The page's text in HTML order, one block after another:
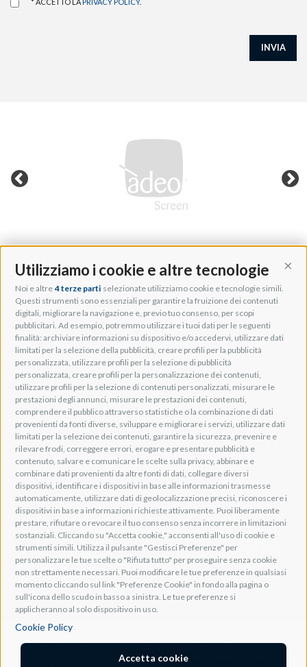
Utilizziamo i cookie e altre tecnologie
Noi e altre 4 terze parti selezionate utilizziamo cookie e tecnologie simili.
Questi strumenti sono essenziali per garantire la fruizione dei contenuti
digitali, migliorare la navigazione e, previo tuo consenso, per scopi
pubblicitari. Ad esempio, potremmo utilizzare i tuoi dati per le seguenti
finalità: archiviare informazioni su dispositivo e/o accedervi, utilizzare dati
limitati per la selezione della pubblicità, creare profili per la pubblicità
personalizzata, utilizzare profili per la selezione di pubblicità
personalizzata, creare profili per la personalizzazione dei contenuti,
utilizzare profili per la selezione di contenuti personalizzati, misurare le
prestazioni degli annunci, misurare le prestazioni dei contenuti,
comprendere il pubblico attraverso statistiche o la combinazione di dati
provenienti da fonti diverse, sviluppare e migliorare i servizi, utilizzare dati
limitati per la selezione dei contenuti, garantire la sicurezza, prevenire e
rilevare frodi, correggere errori, erogare e presentare pubblicità e
contenuto, salvare e comunicare le scelte sulla privacy, abbinare e
combinare dati provenienti da altre fonti di dati, collegare diversi
dispositivi, identificare i dispositivi in base alle informazioni trasmesse
automaticamente, utilizzare dati di geolocalizzazione precisi, riconoscere i
dispositivi in base a informazioni richieste attivamente. Puoi liberamente
prestare, rifiutare o revocare il tuo consenso senza incorrere in limitazioni
sostanziali. Cliccando su "Accetta cookie," acconsenti all'uso di cookie e
strumenti simili. Utilizza il pulsante "Gestisci Preferenze" per
personalizzare le tue scelte o "Rifiuta tutto" per proseguire senza cookie
non strettamente necessari. Puoi modificare le tue preferenze in qualsiasi
momento cliccando sul link "Preferenze Cookie" in fondo alla pagina o
sull'icona dello scudo in basso a sinistra. Le tue preferenze si
applicheranno al solo dispositivo in uso.
Cookie Policy
Accetta cookie
INVIA
Adeo Group S.r.l.
Via della Zarga, 50
Lavis, 38015 TN, Italy
Tel: +39 0461 248211
P.IVA: IT01262500224
PEC: pec@pec.adeogroup.it
SDI: T04ZHR3
info@adeogroup.it
Adeo ProAV
Adeo HomeAV
Adeo Screen
Screen Research
Adeum Cinema Suite
Società soggetta all'attività di controllo e coordinamento ai sensi dell'art. 2497-bis co.
n. 50, capitale sociale Euro 10.200, C.F. e iscrizione al R.I. di Trento n. 01993790227